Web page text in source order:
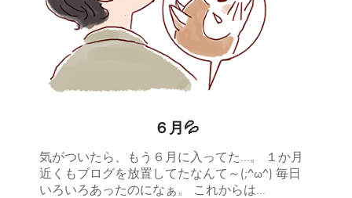
６月💦
気がついたら、もう６月に入ってた…。 １か月
近くもブログを放置してたなんて～(;^ω^) 毎日
いろいろあったのになぁ。 これからは…